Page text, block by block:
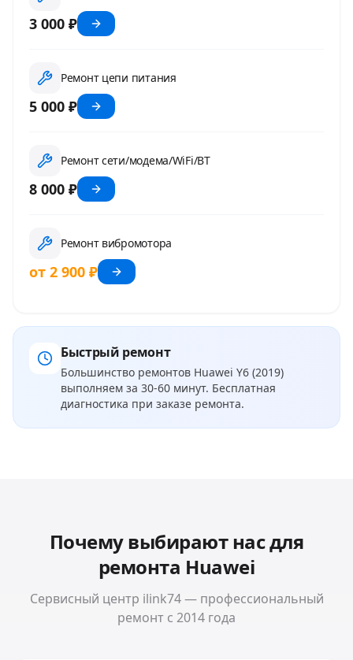
3 000 ₽
Ремонт цепи питания
5 000 ₽
Ремонт сети/модема/WiFi/BT
8 000 ₽
Ремонт вибромотора
от 2 900 ₽
Быстрый ремонт
Большинство ремонтов Huawei Y6 (2019)
выполняем за 30-60 минут. Бесплатная
диагностика при заказе ремонта.
Почему выбирают нас для
ремонта Huawei
Сервисный центр ilink74 — профессиональный
ремонт с 2014 года